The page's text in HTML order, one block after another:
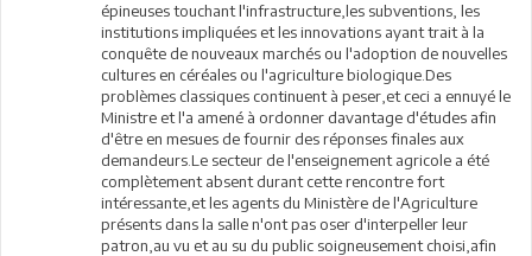
épineuses touchant l'infrastructure,les subventions, les
institutions impliquées et les innovations ayant trait à la
conquête de nouveaux marchés ou l'adoption de nouvelles
cultures en céréales ou l'agriculture biologique.Des
problèmes classiques continuent à peser,et ceci a ennuyé le
Ministre et l'a amené à ordonner davantage d'études afin
d'être en mesues de fournir des réponses finales aux
demandeurs.Le secteur de l'enseignement agricole a été
complètement absent durant cette rencontre fort
intéressante,et les agents du Ministère de l'Agriculture
présents dans la salle n'ont pas oser d'interpeller leur
patron,au vu et au su du public soigneusement choisi,afin